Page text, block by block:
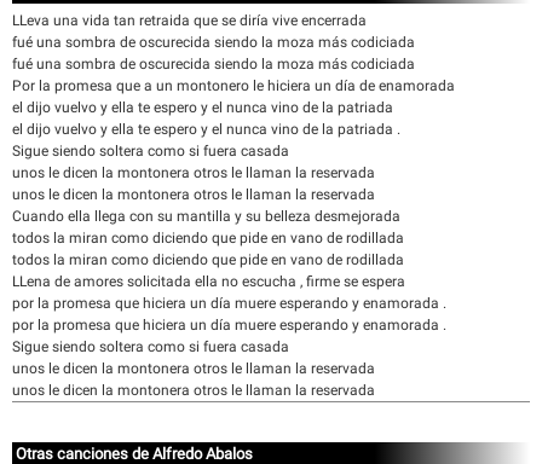
LLeva una vida tan retraida que se diría vive encerrada
fué una sombra de oscurecida siendo la moza más codiciada
fué una sombra de oscurecida siendo la moza más codiciada
Por la promesa que a un montonero le hiciera un día de enamorada
el dijo vuelvo y ella te espero y el nunca vino de la patriada
el dijo vuelvo y ella te espero y el nunca vino de la patriada .
Sigue siendo soltera como si fuera casada
unos le dicen la montonera otros le llaman la reservada
unos le dicen la montonera otros le llaman la reservada
Cuando ella llega con su mantilla y su belleza desmejorada
todos la miran como diciendo que pide en vano de rodillada
todos la miran como diciendo que pide en vano de rodillada
LLena de amores solicitada ella no escucha , firme se espera
por la promesa que hiciera un día muere esperando y enamorada .
por la promesa que hiciera un día muere esperando y enamorada .
Sigue siendo soltera como si fuera casada
unos le dicen la montonera otros le llaman la reservada
unos le dicen la montonera otros le llaman la reservada
Otras canciones de Alfredo Abalos